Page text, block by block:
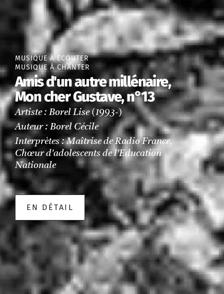
MUSIQUE À ÉCOUTER
MUSIQUE À CHANTER
Amis d'un autre millénaire,
Mon cher Gustave, n°13
Artiste : Borel Lise (1993-)
Auteur : Borel Cécile
Interprètes : Maîtrise de Radio France,
Chœur d'adolescents de l'Education
Nationale
EN DÉTAIL